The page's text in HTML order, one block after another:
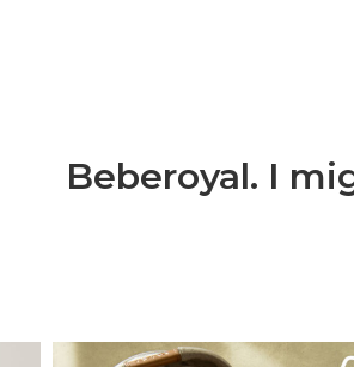
Beberoyal. I